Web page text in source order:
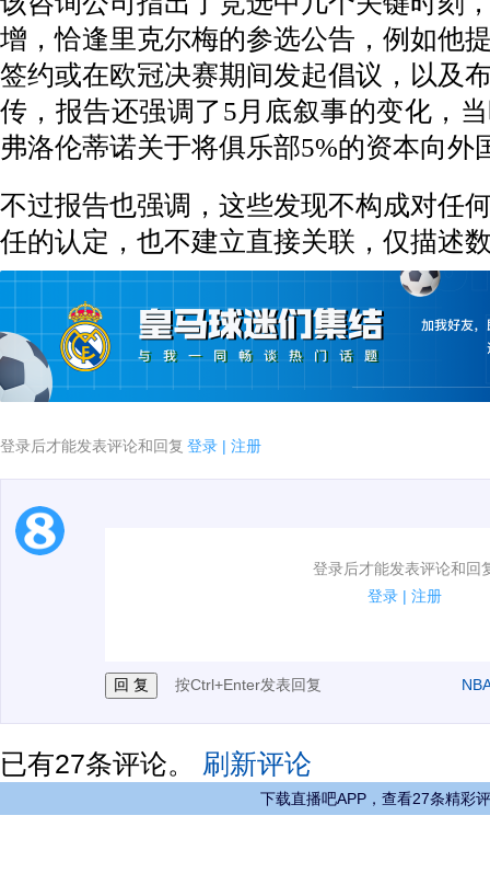
增，恰逢里克尔梅的参选公告，例如他
签约或在欧冠决赛期间发起倡议，以及
传，报告还强调了5月底叙事的变化，
弗洛伦蒂诺关于将俱乐部5%的资本向外
不过报告也强调，这些发现不构成对任
任的认定，也不建立直接关联，仅描述
登录后才能发表评论和回复 登录 | 注册
登录后才能发表评论和回
登录 | 注册
1.电脑端新用户可以发表评论了！
按Ctrl+Enter发表回复
已有27条评论。 刷新评论
下载直播吧APP，查看27条精彩